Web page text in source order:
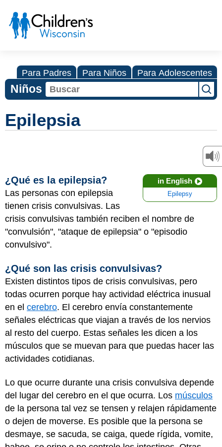
Para Padres Para Niños Para Adolescentes
Niños
Epilepsia
in English
Epilepsy
¿Qué es la epilepsia?
Las personas con epilepsia
tienen crisis convulsivas. Las
crisis convulsivas también reciben el nombre de
"convulsión", "ataque de epilepsia" o "episodio
convulsivo".
¿Qué son las crisis convulsivas?
Existen distintos tipos de crisis convulsivas, pero
todas ocurren porque hay actividad eléctrica inusual
en el cerebro. El cerebro envía constantemente
señales eléctricas que viajan a través de los nervios
al resto del cuerpo. Estas señales les dicen a los
músculos que se muevan para que puedas hacer las
actividades cotidianas.
Lo que ocurre durante una crisis convulsiva depende
del lugar del cerebro en el que ocurra. Los músculos
de la persona tal vez se tensen y relajen rápidamente
o dejen de moverse. Es posible que la persona se
desmaye, se sacuda, se caiga, quede rígida, vomite,